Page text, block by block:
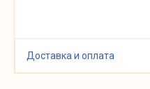
Доставка и оплата